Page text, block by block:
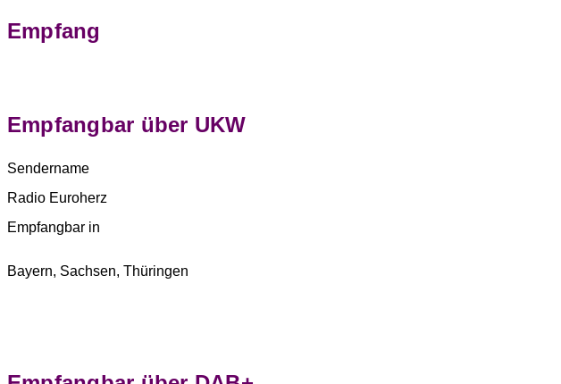
Empfang
Empfangbar über UKW
Sendername
Radio Euroherz
Empfangbar in
Bayern, Sachsen, Thüringen